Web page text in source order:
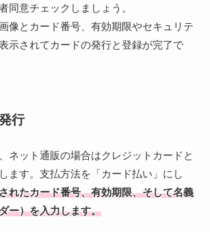
同意チェックしましょう。
像とカード番号、有効期限やセキュリテ
示されてカードの発行と登録が完了で
行
ネット通販の場合はクレジットカードと
ます。支払方法を「カード払い」にし
れたカード番号、有効期限、そして名義
ー）を入力します。